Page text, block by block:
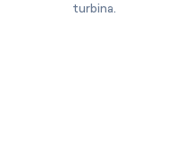
turbina.